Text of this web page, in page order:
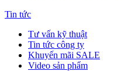
Tin tức
Tư vấn kỹ thuật
Tin tức công ty
Khuyến mãi SALE
Video sản phẩm